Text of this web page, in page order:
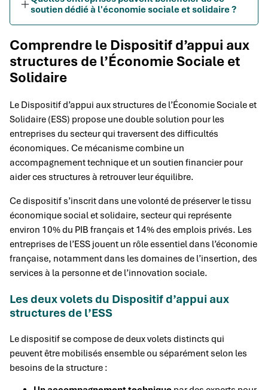
soutien dédié à l'économie sociale et solidaire ?
Comprendre le Dispositif d’appui aux
structures de l’Économie Sociale et
Solidaire
Le Dispositif d’appui aux structures de l’Économie Sociale et
Solidaire (ESS) propose une double solution pour les
entreprises du secteur qui traversent des difficultés
économiques. Ce mécanisme combine un
accompagnement technique et un soutien financier pour
aider ces structures à retrouver leur équilibre.
Ce dispositif s’inscrit dans une volonté de préserver le tissu
économique social et solidaire, secteur qui représente
environ 10% du PIB français et 14% des emplois privés. Les
entreprises de l’ESS jouent un rôle essentiel dans l’économie
française, notamment dans les domaines de l’insertion, des
services à la personne et de l’innovation sociale.
Les deux volets du Dispositif d’appui aux
structures de l’ESS
Le dispositif se compose de deux volets distincts qui
peuvent être mobilisés ensemble ou séparément selon les
besoins de la structure :